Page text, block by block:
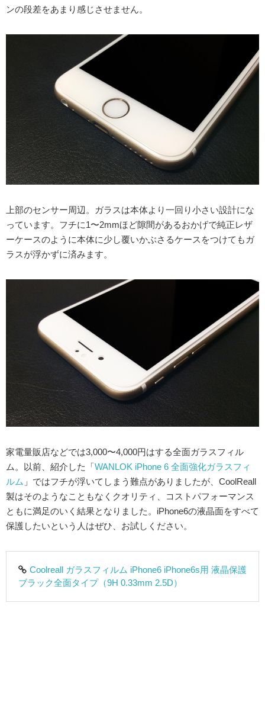
ンの段差をあまり感じさせません。
上部のセンサー周辺。ガラスは本体より一回り小さい設計にな
っています。フチに1〜2mmほど隙間があるおかげで純正レザ
ーケースのように本体に少し覆いかぶさるケースをつけてもガ
ラスが浮かずに済みます。
家電量販店などでは3,000〜4,000円はする全面ガラスフィル
ム。以前、紹介した「WANLOK iPhone 6 全面強化ガラスフィ
ルム 」ではフチが浮いてしまう難点がありましたが、CoolReall
製はそのようなこともなくクオリティ、コストパフォーマンス
ともに満足のいく結果となりました。iPhone6の液晶面をすべて
保護したいという人はぜひ、お試しください。
Coolreall ガラスフィルム iPhone6 iPhone6s用 液晶保護
ブラック全面タイプ（9H 0.33mm 2.5D）